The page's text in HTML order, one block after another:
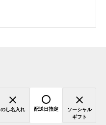
のし名入れ 配送日指定
ソーシャル
ギフト